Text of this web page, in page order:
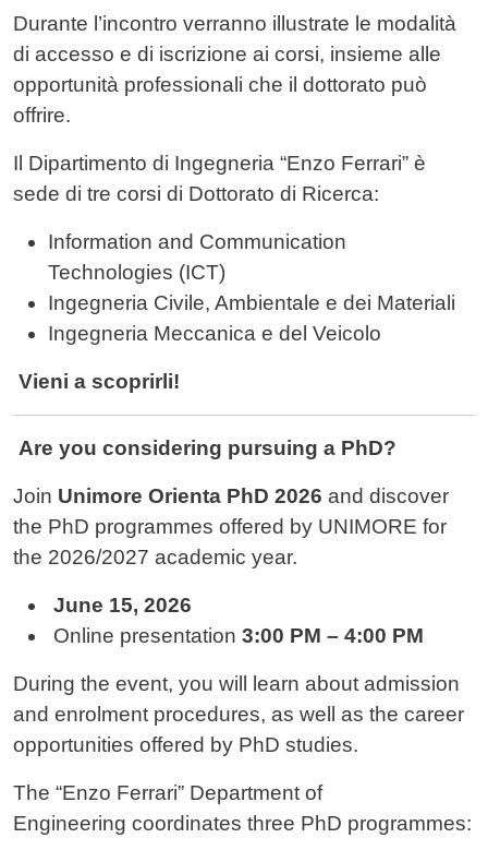
Durante l’incontro verranno illustrate le modalità
di accesso e di iscrizione ai corsi, insieme alle
opportunità professionali che il dottorato può
offrire.
Il Dipartimento di Ingegneria “Enzo Ferrari” è
sede di tre corsi di Dottorato di Ricerca:
Information and Communication
Technologies (ICT)
Ingegneria Civile, Ambientale e dei Materiali
Ingegneria Meccanica e del Veicolo
Vieni a scoprirli!
Are you considering pursuing a PhD?
Join Unimore Orienta PhD 2026 and discover
the PhD programmes offered by UNIMORE for
the 2026/2027 academic year.
June 15, 2026
Online presentation 3:00 PM – 4:00 PM
During the event, you will learn about admission
and enrolment procedures, as well as the career
opportunities offered by PhD studies.
The “Enzo Ferrari” Department of
Engineering coordinates three PhD programmes: